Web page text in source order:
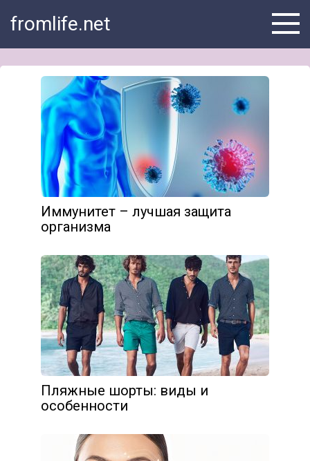
fromlife.net
Иммунитет – лучшая защита
организма
Пляжные шорты: виды и
особенности